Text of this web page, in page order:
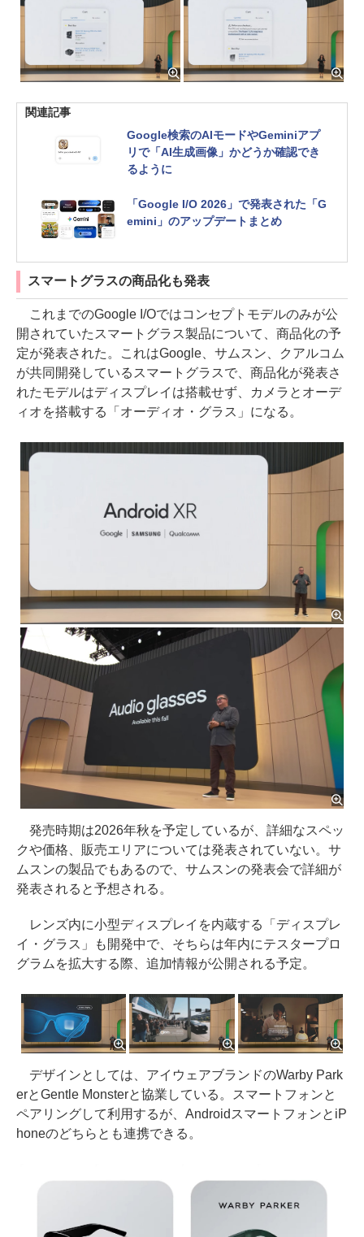
関連記事
Google検索のAIモードやGeminiアプ
リで「AI生成画像」かどうか確認でき
るように
「Google I/O 2026」で発表された「G
emini」のアップデートまとめ
スマートグラスの商品化も発表
これまでのGoogle I/Oではコンセプトモデルのみが公
開されていたスマートグラス製品について、商品化の予
定が発表された。これはGoogle、サムスン、クアルコム
が共同開発しているスマートグラスで、商品化が発表さ
れたモデルはディスプレイは搭載せず、カメラとオーデ
ィオを搭載する「オーディオ・グラス」になる。
発売時期は2026年秋を予定しているが、詳細なスペッ
クや価格、販売エリアについては発表されていない。サ
ムスンの製品でもあるので、サムスンの発表会で詳細が
発表されると予想される。
レンズ内に小型ディスプレイを内蔵する「ディスプレ
イ・グラス」も開発中で、そちらは年内にテスタープロ
グラムを拡大する際、追加情報が公開される予定。
デザインとしては、アイウェアブランドのWarby Park
erとGentle Monsterと協業している。スマートフォンと
ペアリングして利用するが、AndroidスマートフォンとiP
honeのどちらとも連携できる。